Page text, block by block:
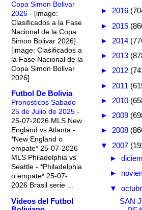
Copa Simon Bolivar
2026 - [image:
Clasificados a la Fase
Nacional de la Copa
Simon Bolivar 2026]
[image: Clasificados a
la Fase Nacional de la
Copa Simon Bolivar
2026]
Futbol De Bolivia
Pronosticos Sabado
25 de Julio de 2025 -
25-07-2026 MLS New
England vs Atlanta -
*New England o
empate* 25-07-2026
MLS Philadelphia vs
Seattle - *Philadelphia
o empate* 25-07-
2026 Brasil serie ...
Videos del Futbol
► 2016
► 2015
► 2014
► 2013
► 2012
► 2011
► 2010
► 2009
► 2008
▼ 2007
►
►
▼
SAN